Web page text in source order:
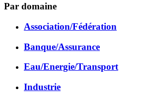
Par domaine
Association/Fédération
Banque/Assurance
Eau/Energie/Transport
Industrie